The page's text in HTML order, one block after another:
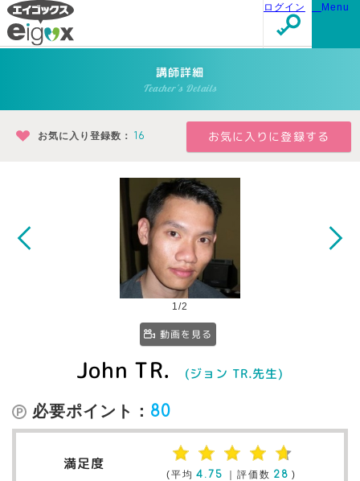
Menu
ログイン
講師詳細
Teacher's Details
1/2
動画を見る
John TR. (ジョン TR.先生)
必要ポイント： 80
満足度
(平均 4.75 ｜評価数 28 )
お気に入り登録数：16